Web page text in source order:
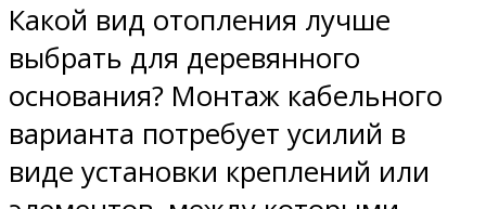
Какой вид отопления лучше
выбрать для деревянного
основания? Монтаж кабельного
варианта потребует усилий в
виде установки креплений или